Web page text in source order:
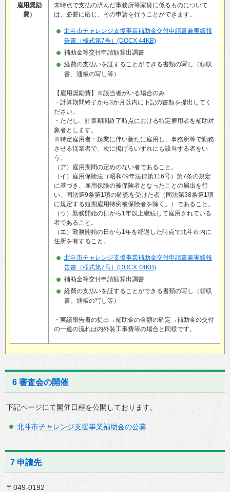
雇用奨励
費）
末時点で支払の済んだ事務所等家賃に係るものについて
は、必要に応じ、その申請を行うことができます。
北斗市チャレンジ支援事業補助金交付申請書兼実績報
告書（様式第7号）(DOCX 44KB)
補助金等交付申請額算出調書
経費の支払いを証することができる書類の写し（領収
書、通帳の写し等）
【雇用奨励費】※該当者がいる場合のみ
・計算期間終了から3か月以内に下記の書類を提出してく
ださい。
・ただし、計算期間終了時点における特定雇用者を補助対
象者とします。
※特定雇用者：起業に伴い新たに雇用し、事務所等で勤務
させる従業者で、次に掲げるいずれにも該当する者をい
う。
（ア）雇用期間の定めのない者であること。
（イ）雇用保険法（昭和49年法律第116号）第7条の規定
に基づき、雇用保険の被保険者となったことの届出を行
い、同法第9条第1項の確認を受けた者（同法第38条第1項
に規定する短期雇用特例被保険者を除く。）であること。
（ウ）勤務開始の日から1年以上継続して雇用されている
者であること。
（エ）勤務開始の日から1年を経過した時点で北斗市内に
住所を有すること。
北斗市チャレンジ支援事業補助金交付申請書兼実績報
告書（様式第7号）(DOCX 44KB)
補助金等交付申請額算出調書
経費の支払いを証することができる書類の写し（領収
書、通帳の写し等）
・実績報告書の提出→補助金の金額の確定→補助金の交付
の一連の流れは内外装工事費等の場合と同様です。
6 審査会の開催
下記ページにて開催日程を公開しております。
北斗市チャレンジ支援事業補助金の公募
7 申請先
〒049-0192